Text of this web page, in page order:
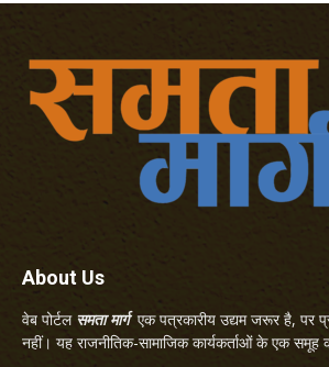
About Us
वेब पोर्टल समता मार्गएक पत्रकारीय उद्यम जरूर है, पर
नहीं। यह राजनीतिक-सामाजिक कार्यकर्ताओं के एक समूह